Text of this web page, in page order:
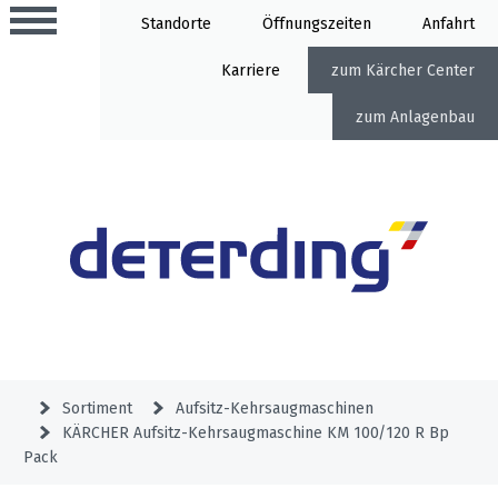
Standorte Öffnung Anfahrt
Karriere Kärcher Center
Anlagenbau
Aktionen
Angebote
&
&
Motorgeräte
Beratungstermine
Schlosserei
Sortiment
Aufsitz-Kehrsaugmaschinen
KÄRCHER Aufsitz-Kehrsaugmaschine KM 100/120 R Bp
Pack